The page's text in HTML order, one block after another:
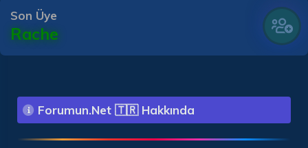
Son Üye
Rache
Forumun.Net 🇹🇷 Hakkında